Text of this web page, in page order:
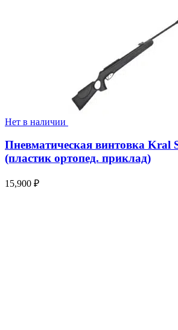
Нет в наличии
Пневматическая винтовка Kral
(пластик ортопед. приклад)
15,900 ₽